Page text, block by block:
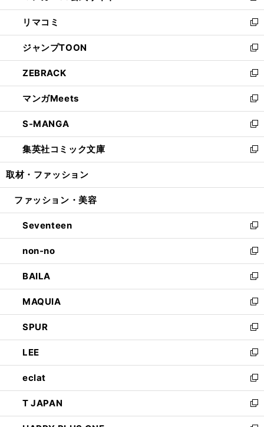
ウ
で
開
く
ン
ド
ウ
で
開
く
ウ
ィ
ン
ド
ウ
で
開
く
し
い
ウ
ィ
ン
ド
ウ
で
開
く
リマコミ
新
し
い
ウ
ィ
ン
ド
ウ
で
開
く
ジャンプTOON
新
し
い
ウ
ィ
ン
ド
ウ
で
開
ZEBRACK
新
し
い
ウ
ィ
ン
ド
ウ
開
マンガMeets
新
し
い
ウ
ィ
ン
ウ
開
く
S-MANGA
新
し
い
ウ
ン
ウ
で
開
く
集英社コミック文庫
新
し
ウ
ン
ド
ウ
で
開
く
取材・ファッション
ファッション・美容
Seventeen
新
し
い
ウ
ィ
ン
ド
ウ
で
開
く
non-no
新
し
い
ウ
ィ
ン
ド
ウ
で
開
く
BAILA
新
し
い
ウ
ィ
ン
ド
ウ
で
開
く
MAQUIA
新
し
い
ウ
ィ
ン
ド
ウ
で
開
SPUR
新
し
い
ウ
ィ
ン
ド
ウ
LEE
新
し
い
ウ
ィ
ン
eclat
新
し
い
ウ
T JAPAN
新
し